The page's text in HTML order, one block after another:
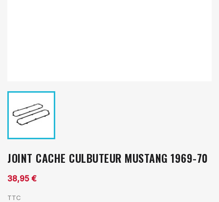
JOINT CACHE CULBUTEUR MUSTANG 1969-70
38,95 €
TTC